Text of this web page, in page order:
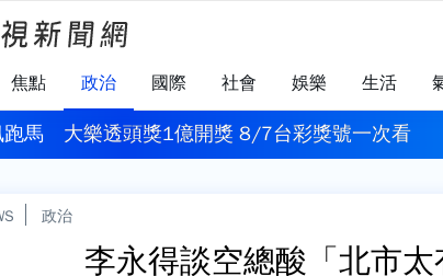
焦點 政治 國際 社會 娛樂 生活
馬
懷 大樂透頭獎1億開獎 8/7台彩獎號一次看
政治
李永得談空總酸「北市